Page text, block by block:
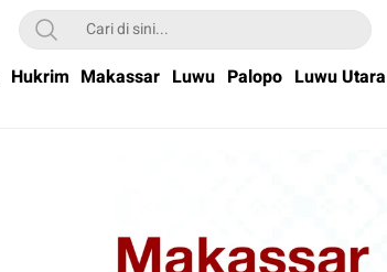
Hukrim Makassar Luwu Palopo Luwu Utara